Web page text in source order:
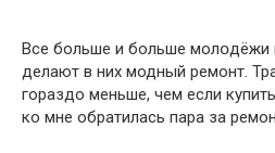
Все больше и больше молօдёжи
делают в них модный ремонт.
гораздо меньше, чем если
ко мне обратилась пара за